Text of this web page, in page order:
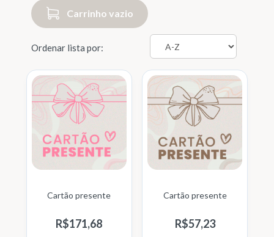
Carrinho vazio
Ordenar lista por:
Cartão presente
R$171,68
Cartão presente
R$57,23